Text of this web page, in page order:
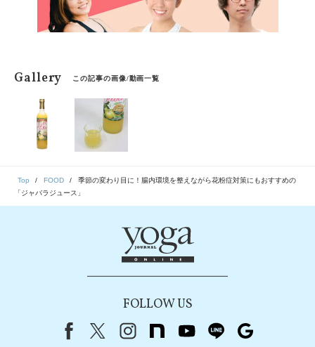
Gallery この記事の画像/動画一覧
Top FOOD
季節の変わり目に！腸内環境を整えながら花粉症対策にもおすすめの
「ジャバラジュース」
FOLLOW US
FacebookX（旧Twitter）
instagram
note youtubeline